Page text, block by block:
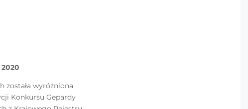
została wyróżniona
Konkursu Gepardy